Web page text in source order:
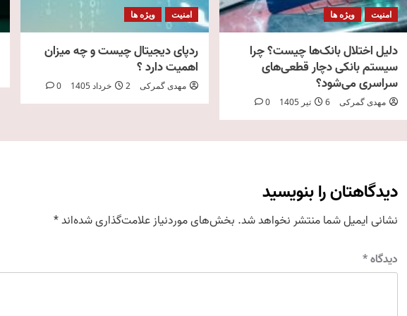
امنیت ویژه ها
دلیل اختلال بانک‌ها چیست؟ چرا
سیستم بانکی دچار قطعی‌های
سراسری می‌شود؟
مهدی گمرکی 6 تیر 1405 0
امنیت ویژه ها
ردپای دیجیتال چیست و چه میزان
اهمیت دارد ؟
مهدی گمرکی 2 خرداد 1405 0
دیدگاهتان را بنویسید
نشانی ایمیل شما منتشر نخواهد شد. بخش‌های موردنیاز علامت‌گذاری شده‌اند*
دیدگاه*